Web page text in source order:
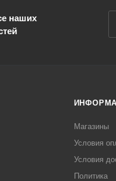
наших
Магазины
Условия
Условия
Политика